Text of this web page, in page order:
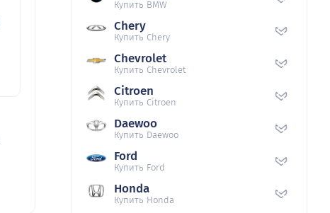
Купить BMW
Chery
Купить Chery
Chevrolet
Купить Chevrolet
Citroen
Купить Citroen
Daewoo
Купить Daewoo
Ford
Купить Ford
Honda
Купить Honda